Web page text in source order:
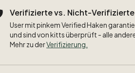
Verifizierte vs. Nicht-
User mit pinkem Verified Haken
und sind von kitts überprüft - alle
Mehr zu derVerifizierung.